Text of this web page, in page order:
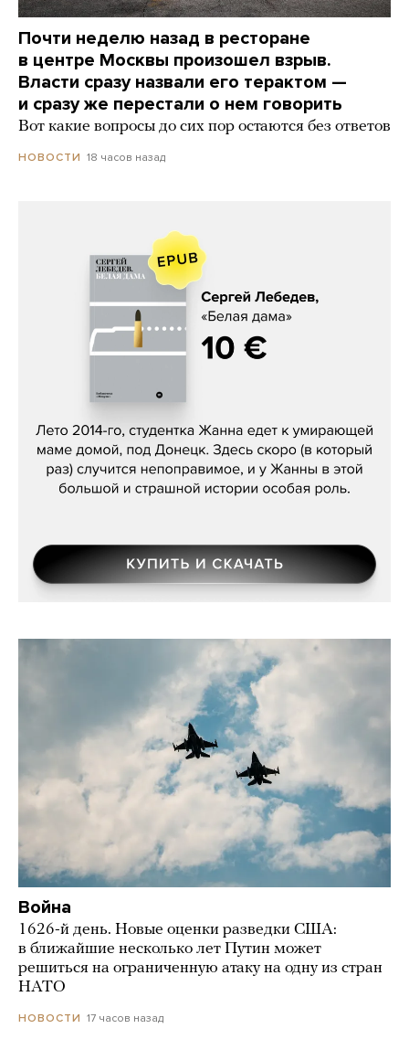
Почти неделю назад в ресторане
в центре Москвы произошел взрыв.
Власти сразу назвали его терактом —
и сразу же перестали о нем говорить
Вот какие вопросы до сих пор остаются без ответов
НОВОСТИ 18 часов назад
Сергей Лебедев, «Белая дама»
Война
1626-й день. Новые оценки разведки США:
в ближайшие несколько лет Путин может
решиться на ограниченную атаку на одну из стран
НАТО
НОВОСТИ 17 часов назад